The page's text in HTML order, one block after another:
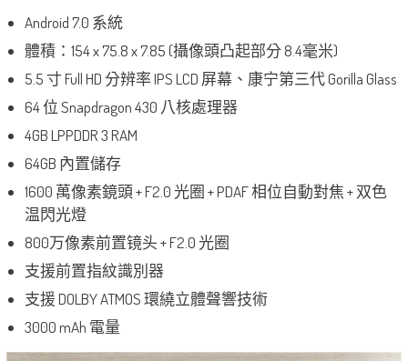
Android 7.0 系統
體積：154 x 75.8 x 7.85 (攝像頭凸起部分 8.4毫米)
5.5 寸 Full HD 分辨率 IPS LCD 屏幕、康宁第三代 Gorilla Glass
64 位 Snapdragon 430 八核處理器
4GB LPPDDR 3 RAM
64GB 內置儲存
1600 萬像素鏡頭 + F2.0 光圈 + PDAF 相位自動對焦 + 双色
温閃光燈
800万像素前置镜头 + F2.0 光圈
支援前置指紋識別器
支援 DOLBY ATMOS 環繞立體聲響技術
3000 mAh 電量